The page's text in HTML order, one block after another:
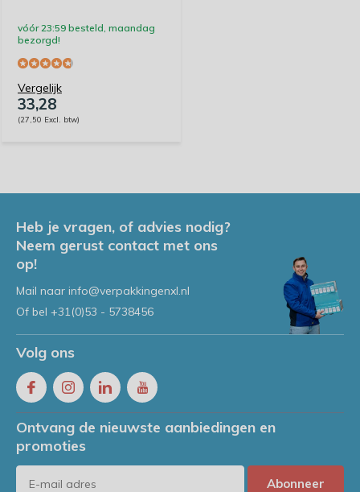
vóór 23:59 besteld, maandag
bezorgd!
Vergelijk
33,28
(27,50 Excl. btw)
Heb je vragen, of advies nodig?
Neem gerust contact met ons
op!
Mail naar info@verpakkingenxl.nl
Of bel +31(0)53 - 5738456
Volg ons
Ontvang de nieuwste aanbiedingen en
promoties
Abonneer